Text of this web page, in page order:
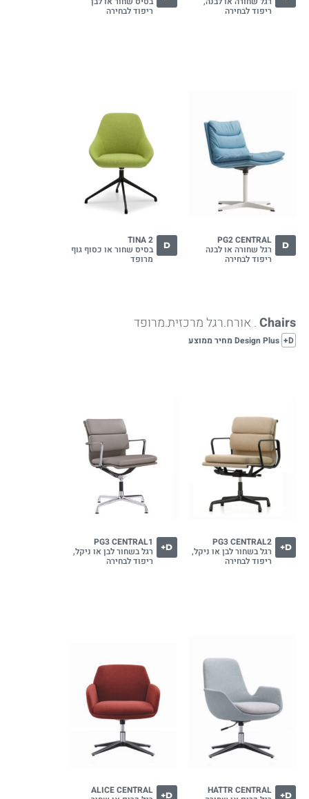
ריפוד לבחירה ריפוד לבחירה
D
PG2 CENTRAL
רגל שחורה או לבנה
ריפוד לבחירה
D
TINA 2
בסיס שחור או כסוף גוף
מרופד
Chairs. אורח.רגל מרכזית.מרופד
D+ Design Plus מחיר ממוצע
D+
PG3 CENTRAL2
רגל בשחור לבן או ניקל,
ריפוד לבחירה
D+
PG3 CENTRAL1
רגל בשחור לבן או ניקל,
ריפוד לבחירה
D+
HATTR CENTRAL
D+
ALICE CENTRAL